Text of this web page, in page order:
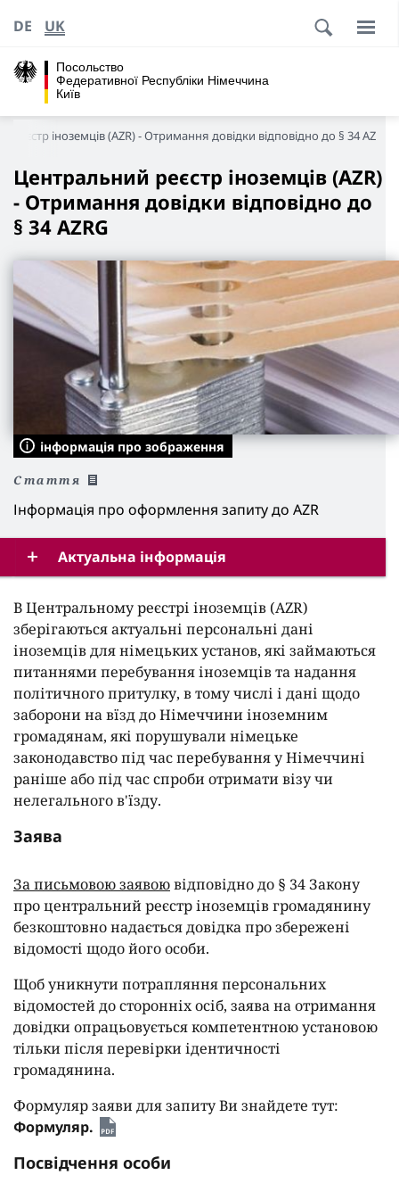
Посольство
Федеративної Республіки Німеччина
Київ
DE UK
реєстр іноземців (AZR) - Отримання довідки відповідно до § 34 AZRG
Центральний реєстр іноземців (AZR)
- Отримання довідки відповідно до
§ 34 AZRG
інформація про зображення
Cтаття
Інформація про оформлення запиту до AZR
Актуальна інформація
В Центральному реєстрі іноземців (AZR)
зберігаються актуальні персональні дані
іноземців для німецьких установ, які займаються
питаннями перебування іноземців та надання
політичного притулку, в тому числі і дані щодо
заборони на вїзд до Німеччини іноземним
громадянам, які порушували німецьке
законодавство під час перебування у Німеччині
раніше або під час спроби отримати візу чи
нелегального в'їзду.
Заява
За письмовою заявоювідповідно до § 34 Закону
про центральний реєстр іноземців громадянину
безкоштовно надається довідка про збережені
відомості щодо його особи.
Щоб уникнути потрапляння персональних
відомостей до сторонніх осіб, заява на отримання
довідки опрацьовується компетентною установою
тільки після перевірки ідентичності
громадянина.
Формуляр заяви для запиту Ви знайдете тут:
Формуляр.
Посвідчення особи